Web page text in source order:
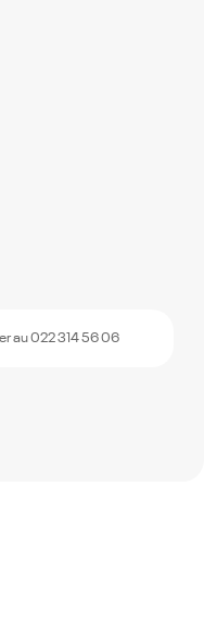
au 022 314 56 06